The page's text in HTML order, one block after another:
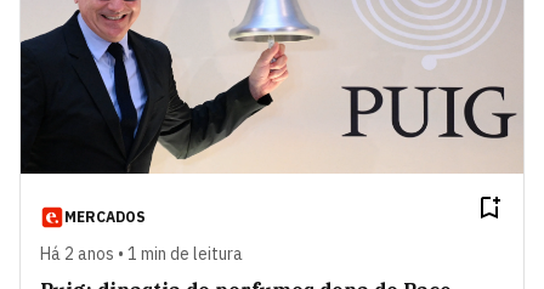
MERCADOS
Há 2 anos • 1 min de leitura